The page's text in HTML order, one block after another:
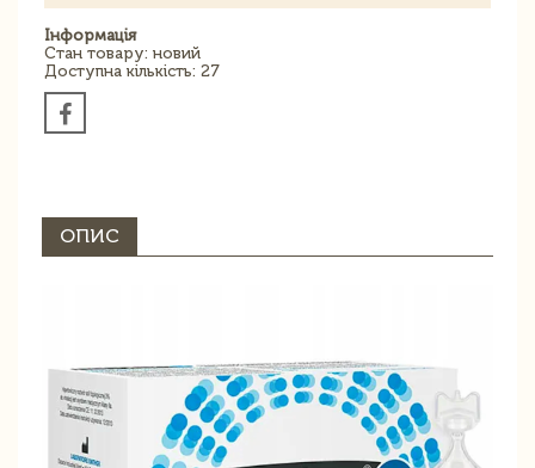
Інформація
Стан товару: новий
Доступна кількість: 27
ОПИС